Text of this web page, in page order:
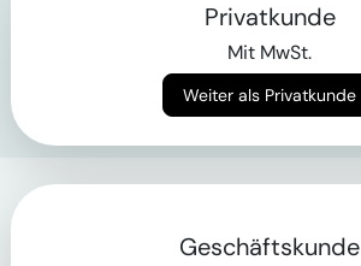
Privatkunde
Mit MwSt.
Weiter als Privatkunde
Geschäftskunde